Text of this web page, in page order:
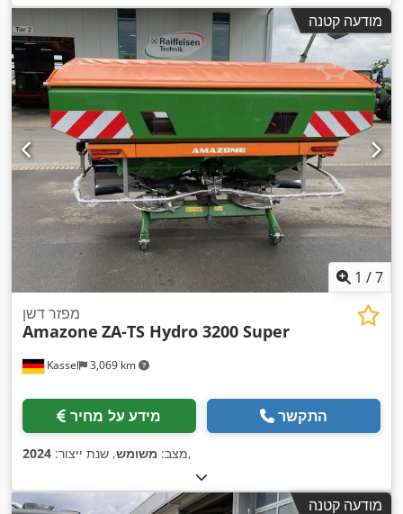
מודעה קטנה
1 /7
Kassel 3,069 km
מפזר דשן
Amazone ZA-TS Hydro 3200 Super
מידע על מחיר התקשר
מצב: משומש, שנת ייצור: 2024 ,
מודעה קטנה